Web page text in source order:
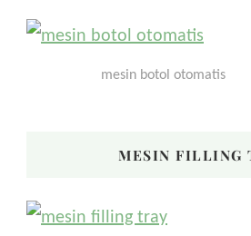
mesin botol otomatis
MESIN FILLING